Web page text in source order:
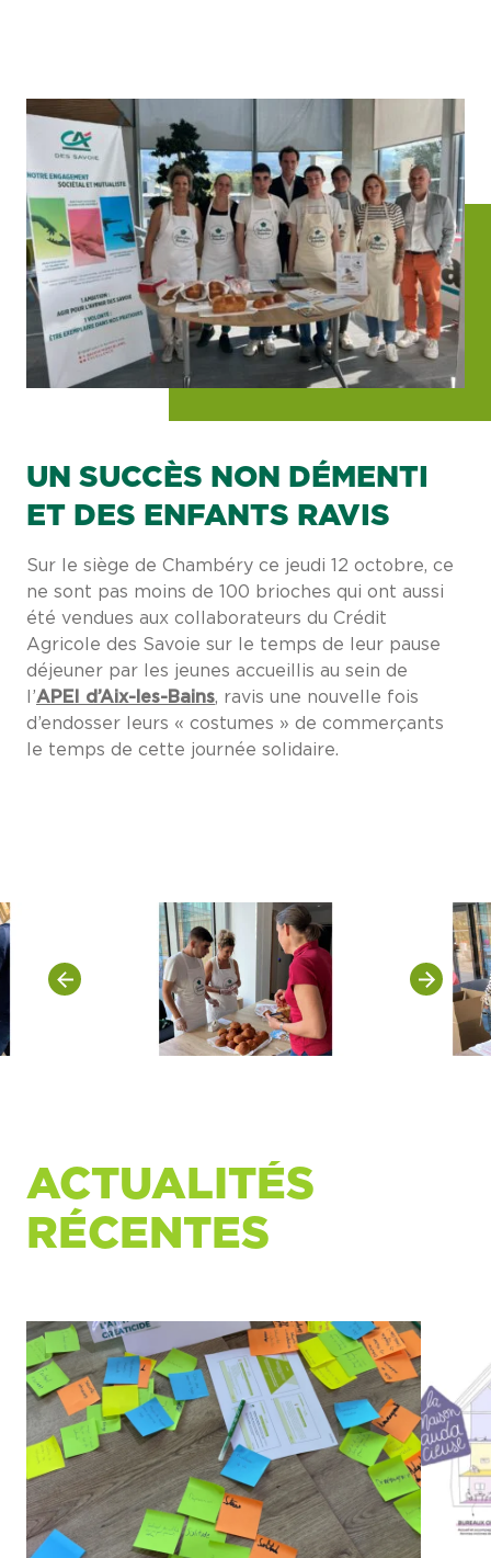
UN SUCCÈS NON DÉMENTI
ET DES ENFANTS RAVIS
Sur le siège de Chambéry ce jeudi 12 octobre, ce
ne sont pas moins de 100 brioches qui ont aussi
été vendues aux collaborateurs du Crédit
Agricole des Savoie sur le temps de leur pause
déjeuner par les jeunes accueillis au sein de
l’APEI d’Aix-les-Bains, ravis une nouvelle fois
d’endosser leurs « costumes » de commerçants
le temps de cette journée solidaire.
ACTUALITÉS
RÉCENTES